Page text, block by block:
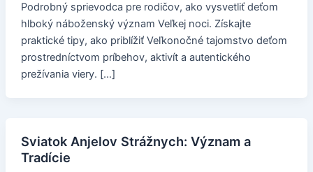
Podrobný sprievodca pre rodičov, ako vysvetliť deťom
hlboký náboženský význam Veľkej noci. Získajte
praktické tipy, ako priblížiť Veľkonočné tajomstvo deťom
prostredníctvom príbehov, aktivít a autentického
prežívania viery. […]
Sviatok Anjelov Strážnych: Význam a
Tradície